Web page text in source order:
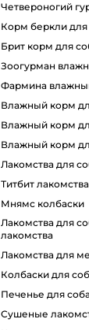
четвероногий
корм беркли
брит корм для
зоогурман
фармина
влажный корм
влажный корм
влажный корм
лакомства для
титбит
мнямс колбаски
лакомства для собак деревенские
лакомства
лакомства для
колбаски для
печенье для
сушеные